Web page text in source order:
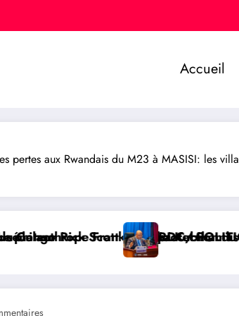
Accueil
pertes aux Rwandais du M23 à MASISI: les
protection du programme Medicaid
Kubihamushizi distribue des
RDC/ POLITIQUE : Aimé Boji Sangara